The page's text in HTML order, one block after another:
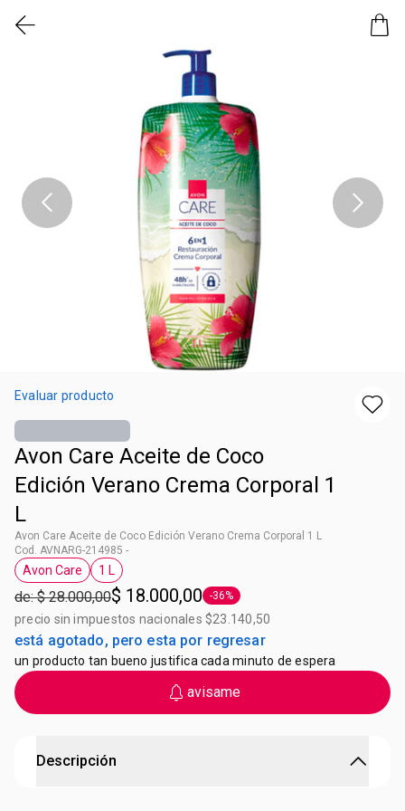
Evaluar producto
Avon Care Aceite de Coco
Edición Verano Crema Corporal 1
L
Avon Care Aceite de Coco Edición Verano Crema Corporal 1 L
Cod. AVNARG-214985 -
Etiqueta Avon Care
Avon Care
Etiqueta 1 L
1 L
de: $ 28.000,00$ 18.000,00 Etiqueta -36%
-36%
precio sin impuestos nacionales $23.140,50
está agotado, pero esta por regresar
un producto tan bueno justifica cada minuto de espera
avisame
Descripción